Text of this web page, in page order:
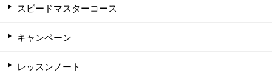
スピードマスターコース
キャンペーン
レッスンノート